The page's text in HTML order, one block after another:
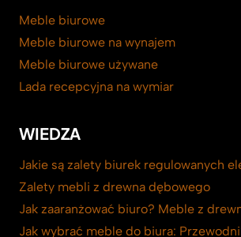
Meble biurowe
Meble biurowe na wynajem
Meble biurowe używane
Lada recepcyjna na wymiar
WIEDZA
Jakie są zalety biurek regulowanych
Zalety mebli z drewna dębowego
Jak zaaranżować biuro? Meble z
Jak wybrać meble do biura: